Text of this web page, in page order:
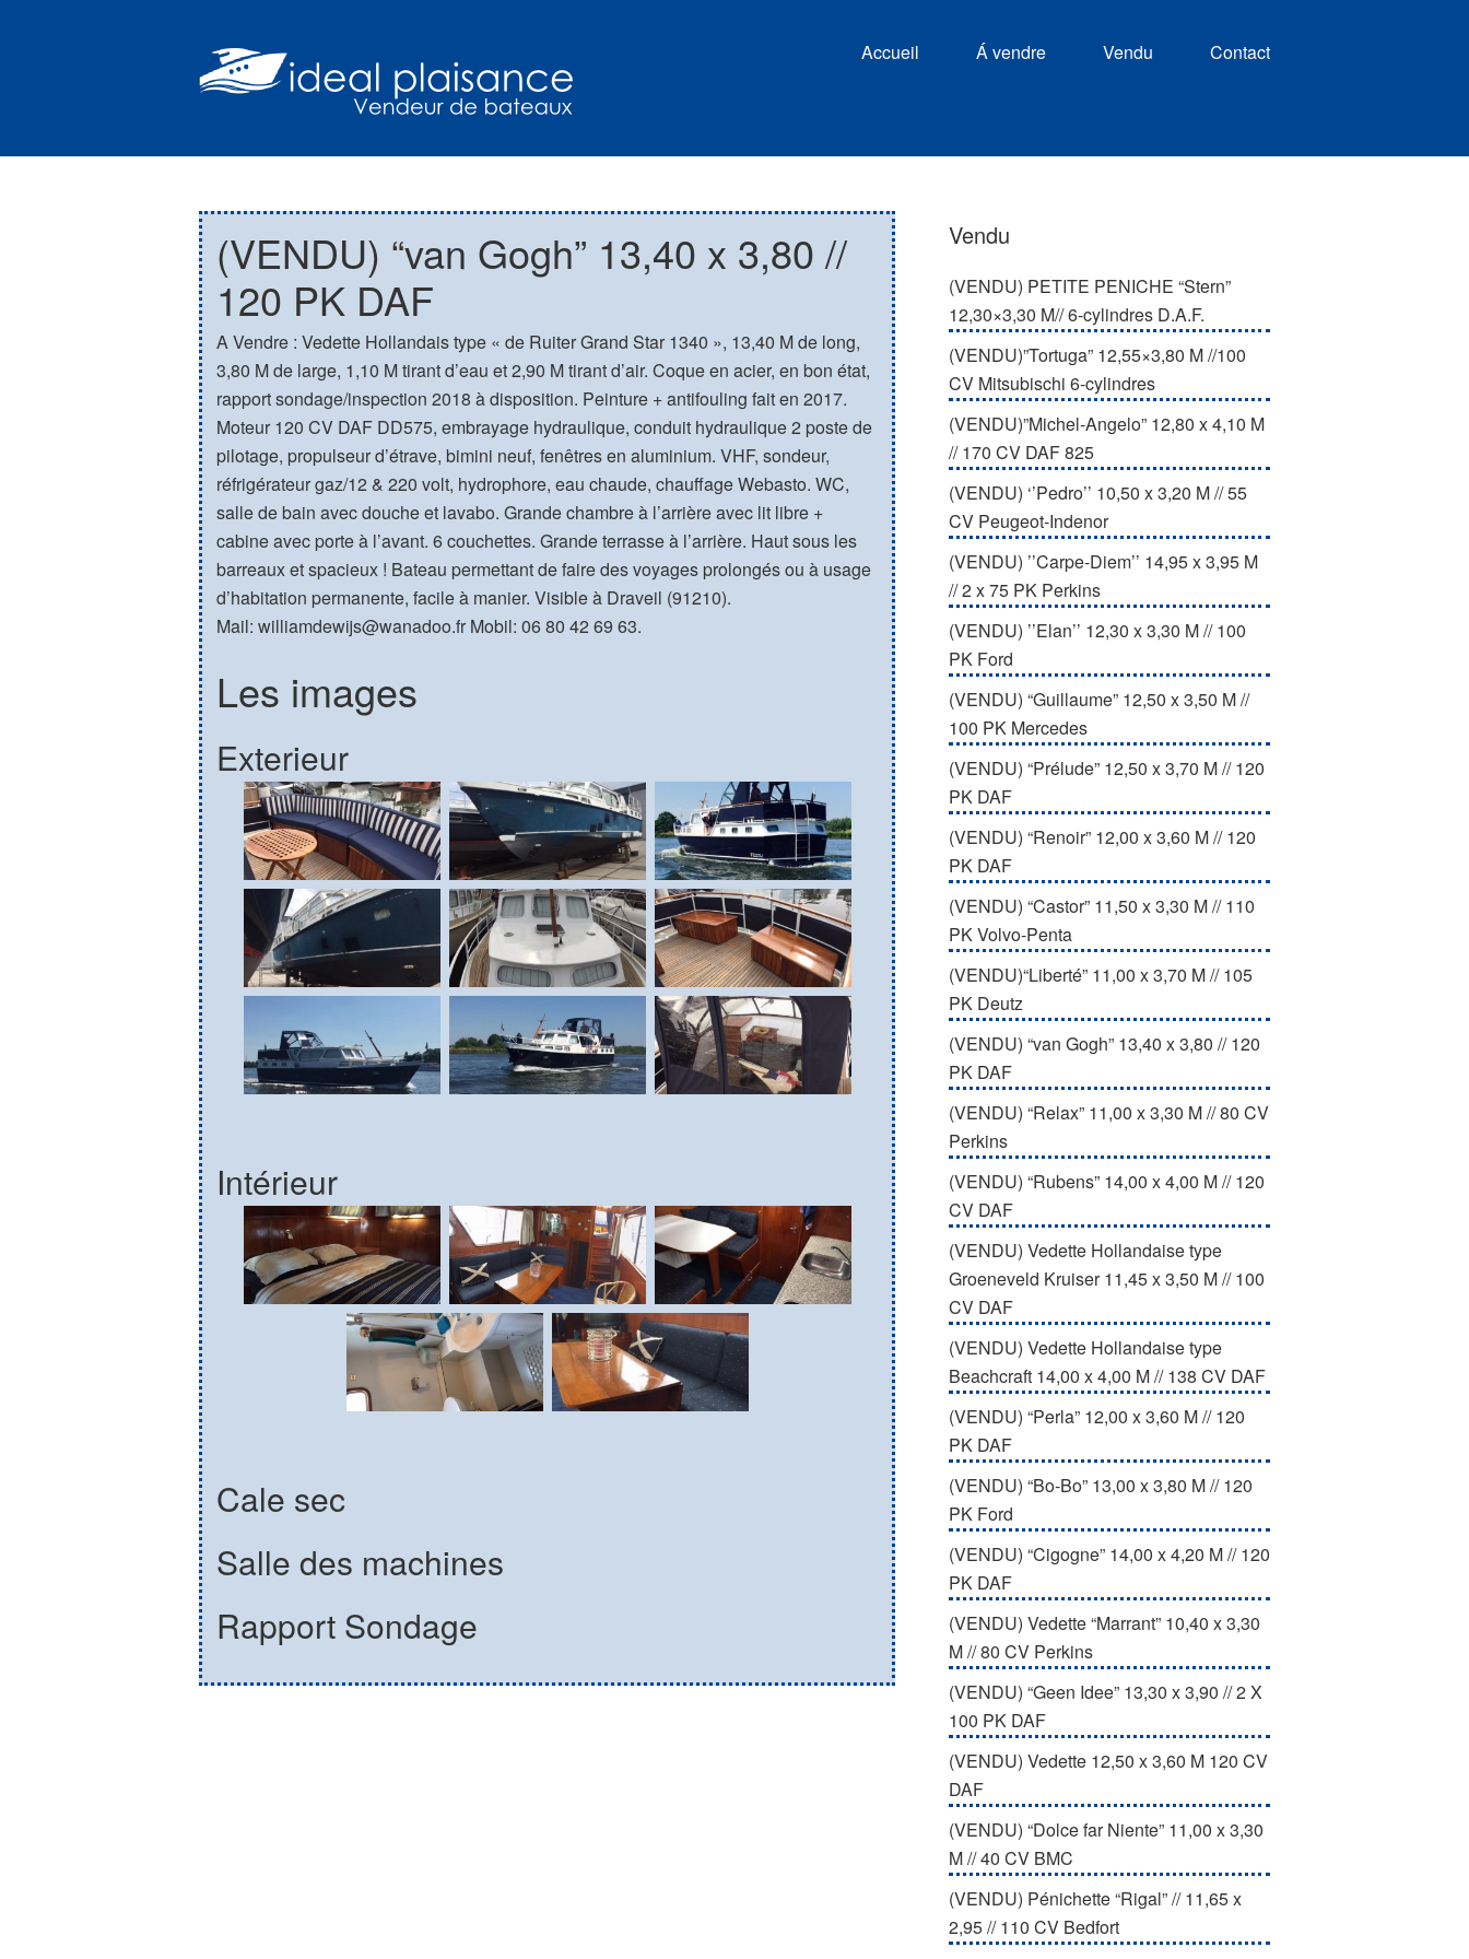
Accueil Á vendre Vendu Contact
(VENDU) “van Gogh” 13,40 x 3,80 //
120 PK DAF
A Vendre : Vedette Hollandais type « de Ruiter Grand Star 1340 », 13,40 M de long,
3,80 M de large, 1,10 M tirant d’eau et 2,90 M tirant d’air. Coque en acier, en bon état,
rapport sondage/inspection 2018 à disposition. Peinture + antifouling fait en 2017.
Moteur 120 CV DAF DD575, embrayage hydraulique, conduit hydraulique 2 poste de
pilotage, propulseur d’étrave, bimini neuf, fenêtres en aluminium. VHF, sondeur,
réfrigérateur gaz/12 & 220 volt, hydrophore, eau chaude, chauffage Webasto. WC,
salle de bain avec douche et lavabo. Grande chambre à l’arrière avec lit libre +
cabine avec porte à l’avant. 6 couchettes. Grande terrasse à l’arrière. Haut sous les
barreaux et spacieux ! Bateau permettant de faire des voyages prolongés ou à usage
d’habitation permanente, facile à manier. Visible à Draveil (91210).
Mail: williamdewijs@wanadoo.fr Mobil: 06 80 42 69 63.
Les images
Exterieur
Intérieur
Cale sec
Salle des machines
Rapport Sondage
Vendu
(VENDU) PETITE PENICHE “Stern”
12,30×3,30 M// 6-cylindres D.A.F.
(VENDU)”Tortuga” 12,55×3,80 M //100
CV Mitsubischi 6-cylindres
(VENDU)”Michel-Angelo” 12,80 x 4,10 M
// 170 CV DAF 825
(VENDU) ‘’Pedro’’ 10,50 x 3,20 M // 55
CV Peugeot-Indenor
(VENDU) ’’Carpe-Diem’’ 14,95 x 3,95 M
// 2 x 75 PK Perkins
(VENDU) ’’Elan’’ 12,30 x 3,30 M // 100
PK Ford
(VENDU) “Guillaume” 12,50 x 3,50 M //
100 PK Mercedes
(VENDU) “Prélude” 12,50 x 3,70 M // 120
PK DAF
(VENDU) “Renoir” 12,00 x 3,60 M // 120
PK DAF
(VENDU) “Castor” 11,50 x 3,30 M // 110
PK Volvo-Penta
(VENDU)“Liberté” 11,00 x 3,70 M // 105
PK Deutz
(VENDU) “van Gogh” 13,40 x 3,80 // 120
PK DAF
(VENDU) “Relax” 11,00 x 3,30 M // 80 CV
Perkins
(VENDU) “Rubens” 14,00 x 4,00 M // 120
CV DAF
(VENDU) Vedette Hollandaise type
Groeneveld Kruiser 11,45 x 3,50 M // 100
CV DAF
(VENDU) Vedette Hollandaise type
Beachcraft 14,00 x 4,00 M // 138 CV DAF
(VENDU) “Perla” 12,00 x 3,60 M // 120
PK DAF
(VENDU) “Bo-Bo” 13,00 x 3,80 M // 120
PK Ford
(VENDU) “Cigogne” 14,00 x 4,20 M // 120
PK DAF
(VENDU) Vedette “Marrant” 10,40 x 3,30
M // 80 CV Perkins
(VENDU) “Geen Idee” 13,30 x 3,90 // 2 X
100 PK DAF
(VENDU) Vedette 12,50 x 3,60 M 120 CV
DAF
(VENDU) “Dolce far Niente” 11,00 x 3,30
M // 40 CV BMC
(VENDU) Pénichette “Rigal” // 11,65 x
2,95 // 110 CV Bedfort